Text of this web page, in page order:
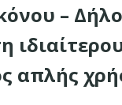
–
απλής